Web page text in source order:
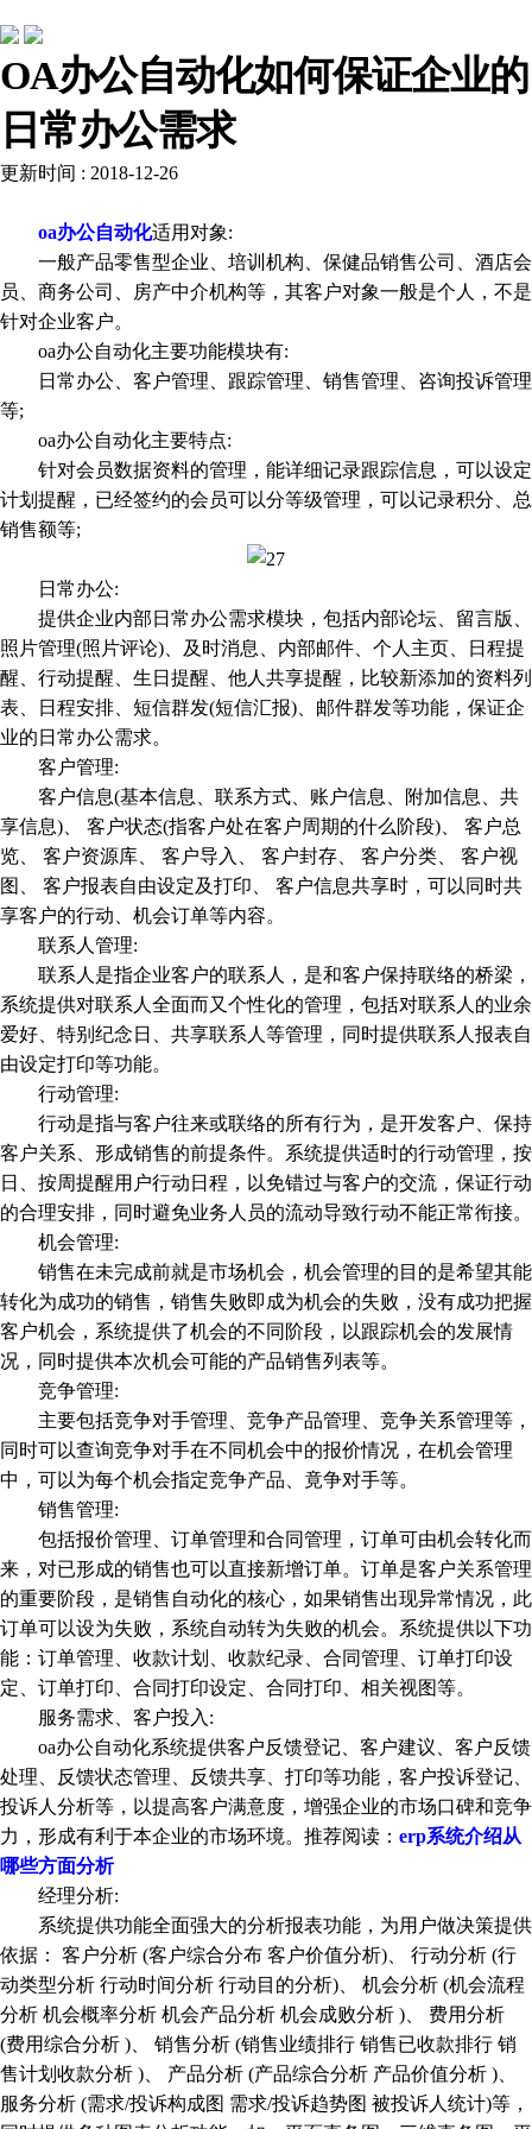
OA办公自动化如何保证企业的
日常办公需求
更新时间 : 2018-12-26
oa办公自动化适用对象:
一般产品零售型企业、培训机构、保健品销售公司、酒店会
员、商务公司、房产中介机构等，其客户对象一般是个人，不是
针对企业客户。
oa办公自动化主要功能模块有:
日常办公、客户管理、跟踪管理、销售管理、咨询投诉管理
等;
oa办公自动化主要特点:
针对会员数据资料的管理，能详细记录跟踪信息，可以设定
计划提醒，已经签约的会员可以分等级管理，可以记录积分、总
销售额等;
日常办公:
提供企业内部日常办公需求模块，包括内部论坛、留言版、
照片管理(照片评论)、及时消息、内部邮件、个人主页、日程提
醒、行动提醒、生日提醒、他人共享提醒，比较新添加的资料列
表、日程安排、短信群发(短信汇报)、邮件群发等功能，保证企
业的日常办公需求。
客户管理:
客户信息(基本信息、联系方式、账户信息、附加信息、共
享信息)、 客户状态(指客户处在客户周期的什么阶段)、 客户总
览、 客户资源库、 客户导入、 客户封存、 客户分类、 客户视
图、 客户报表自由设定及打印、 客户信息共享时，可以同时共
享客户的行动、机会订单等内容。
联系人管理:
联系人是指企业客户的联系人，是和客户保持联络的桥梁，
系统提供对联系人全面而又个性化的管理，包括对联系人的业余
爱好、特别纪念日、共享联系人等管理，同时提供联系人报表自
由设定打印等功能。
行动管理:
行动是指与客户往来或联络的所有行为，是开发客户、保持
客户关系、形成销售的前提条件。系统提供适时的行动管理，按
日、按周提醒用户行动日程，以免错过与客户的交流，保证行动
的合理安排，同时避免业务人员的流动导致行动不能正常衔接。
机会管理:
销售在未完成前就是市场机会，机会管理的目的是希望其能
转化为成功的销售，销售失败即成为机会的失败，没有成功把握
客户机会，系统提供了机会的不同阶段，以跟踪机会的发展情
况，同时提供本次机会可能的产品销售列表等。
竞争管理:
主要包括竞争对手管理、竞争产品管理、竞争关系管理等，
同时可以查询竞争对手在不同机会中的报价情况，在机会管理
中，可以为每个机会指定竞争产品、竟争对手等。
销售管理:
包括报价管理、订单管理和合同管理，订单可由机会转化而
来，对已形成的销售也可以直接新增订单。订单是客户关系管理
的重要阶段，是销售自动化的核心，如果销售出现异常情况，此
订单可以设为失败，系统自动转为失败的机会。系统提供以下功
能：订单管理、收款计划、收款纪录、合同管理、订单打印设
定、订单打印、合同打印设定、合同打印、相关视图等。
服务需求、客户投入:
oa办公自动化系统提供客户反馈登记、客户建议、客户反馈
处理、反馈状态管理、反馈共享、打印等功能，客户投诉登记、
投诉人分析等，以提高客户满意度，增强企业的市场口碑和竞争
力，形成有利于本企业的市场环境。推荐阅读： erp系统介绍从
哪些方面分析
经理分析:
系统提供功能全面强大的分析报表功能，为用户做决策提供
依据： 客户分析 (客户综合分布 客户价值分析)、 行动分析 (行
动类型分析 行动时间分析 行动目的分析)、 机会分析 (机会流程
分析 机会概率分析 机会产品分析 机会成败分析 )、 费用分析
(费用综合分析 )、 销售分析 (销售业绩排行 销售已收款排行 销
售计划收款分析 )、 产品分析 (产品综合分析 产品价值分析 )、
服务分析 (需求/投诉构成图 需求/投诉趋势图 被投诉人统计)等，